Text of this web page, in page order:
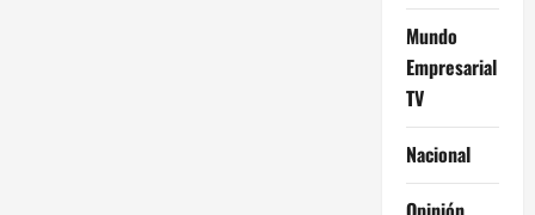
Mundo
Empresarial
TV
Nacional